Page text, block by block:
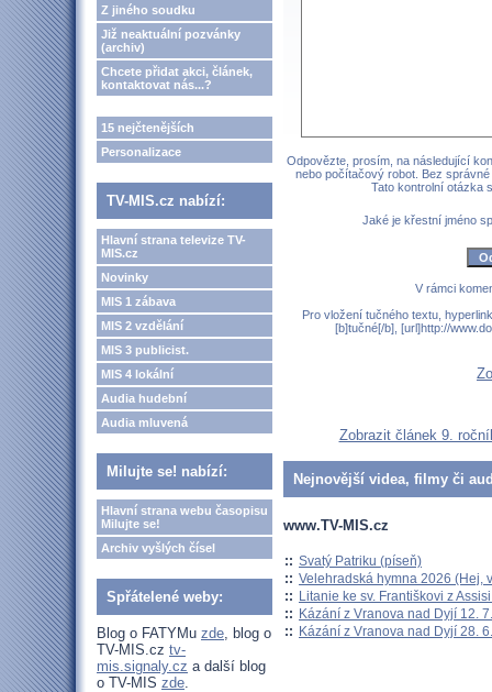
Z jiného soudku
Již neaktuální pozvánky
(archiv)
Chcete přidat akci, článek,
kontaktovat nás...?
15 nejčtenějších
Personalizace
TV-MIS.cz nabízí:
Hlavní strana televize TV-
MIS.cz
Novinky
MIS 1 zábava
MIS 2 vzdělání
MIS 3 publicist.
MIS 4 lokální
Audia hudební
Audia mluvená
Milujte se! nabízí:
Hlavní strana webu časopisu
Milujte se!
Archiv vyšlých čísel
Spřátelené weby:
Blog o FATYMu zde, blog o
TV-MIS.cz tv-
mis.signaly.cz a další blog
o TV-MIS zde.
Odpovězte, prosím, na následující
nebo počítačový robot. Bez
Tato kontrolní otázka
Jaké je křestní jméno
V rámci
Pro vložení tučného textu,
[b]tučné[/b], [url]http://
Zobrazit článek 9.
Nejnovější videa, filmy či
www.TV-MIS.cz
:: Svatý Patriku (píseň)
:: Velehradská hymna 2026 (Hej,
:: Litanie ke sv. Františkovi z
:: Kázání z Vranova nad Dyjí 12.
:: Kázání z Vranova nad Dyjí 28.